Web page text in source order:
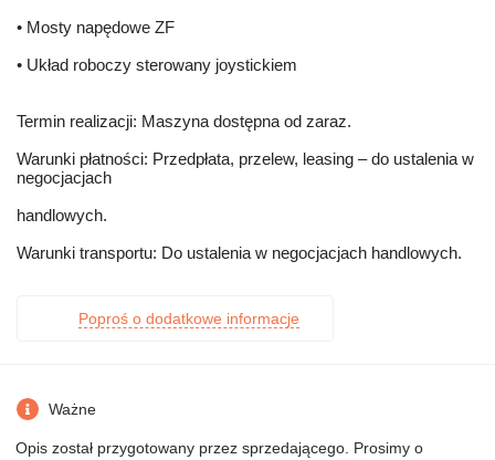
• Mosty napędowe ZF
• Układ roboczy sterowany joystickiem
Termin realizacji: Maszyna dostępna od zaraz.
Warunki płatności: Przedpłata, przelew, leasing – do ustalenia w
negocjacjach
handlowych.
Warunki transportu: Do ustalenia w negocjacjach handlowych.
Poproś o dodatkowe informacje
Ważne
Opis został przygotowany przez sprzedającego. Prosimy o